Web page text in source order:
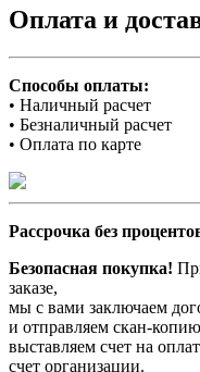
Оплата и
Способы оплаты:
• Наличный расчет
• Безналичный расчет
• Оплата по карте
Рассрочка без
Безопасная покупка!
заказе,
мы с вами заключаем
и отправляем скан-
выставляем счет на
счет организации.